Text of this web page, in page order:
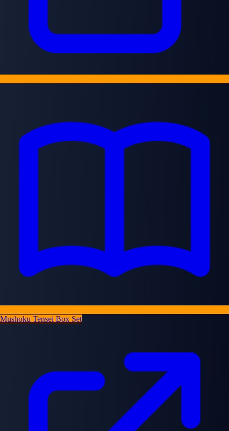
Mushoku Tensei Box Set